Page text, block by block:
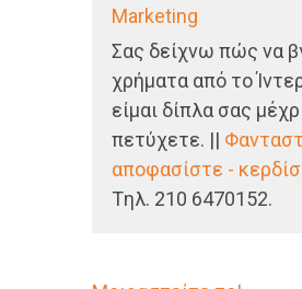
Marketing
Σας δείχνω πώς να
χρήματα από το
είμαι δίπλα σας
πετύχετε. ||
αποφασίστε -
Tηλ. 210 6470152.